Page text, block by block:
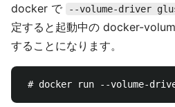
docker で
--volume-driver
定すると起動中の docker-
することになります。